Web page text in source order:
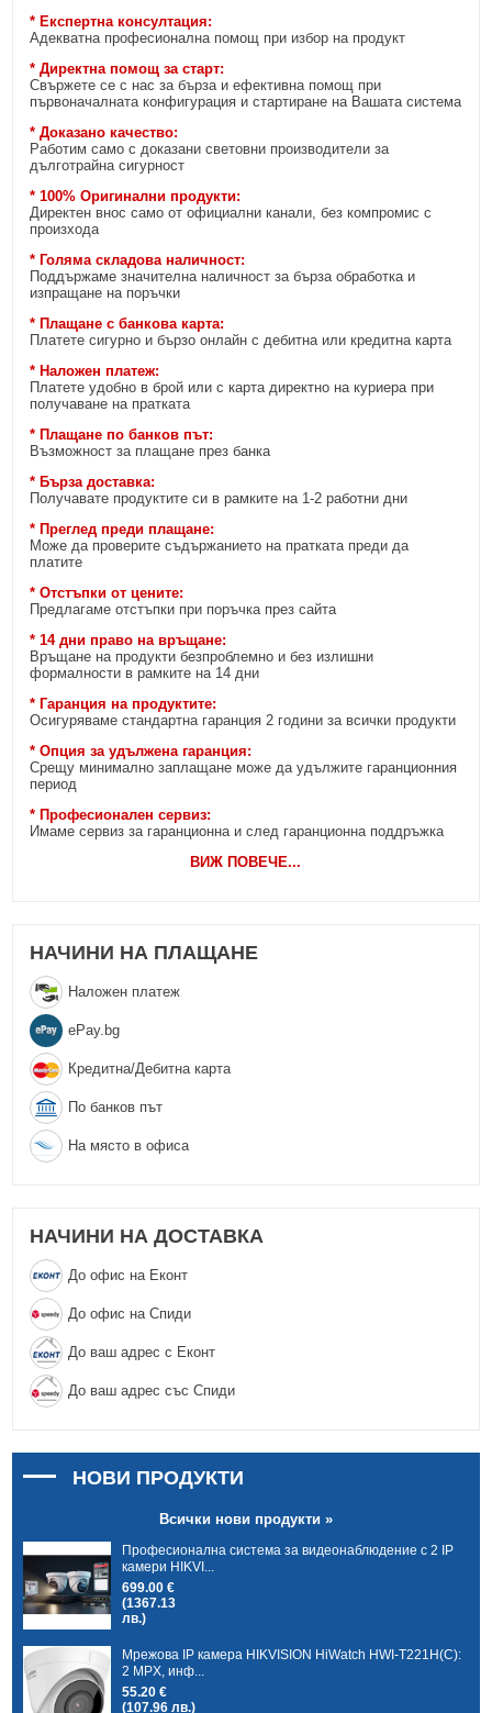
* Експертна консултация:
Адекватна професионална помощ при избор на продукт
* Директна помощ за старт:
Свържете се с нас за бърза и ефективна помощ при
първоначалната конфигурация и стартиране на Вашата система
* Доказано качество:
Работим само с доказани световни производители за
дълготрайна сигурност
* 100% Оригинални продукти:
Директен внос само от официални канали, без компромис с
произхода
* Голяма складова наличност:
Поддържаме значителна наличност за бърза обработка и
изпращане на поръчки
* Плащане с банкова карта:
Платете сигурно и бързо онлайн с дебитна или кредитна карта
* Наложен платеж:
Платете удобно в брой или с карта директно на куриера при
получаване на пратката
* Плащане по банков път:
Възможност за плащане през банка
* Бърза доставка:
Получавате продуктите си в рамките на 1-2 работни дни
* Преглед преди плащане:
Може да проверите съдържанието на пратката преди да
платите
* Отстъпки от цените:
Предлагаме отстъпки при поръчка през сайта
* 14 дни право на връщане:
Връщане на продукти безпроблемно и без излишни
формалности в рамките на 14 дни
* Гаранция на продуктите:
Осигуряваме стандартна гаранция 2 години за всички продукти
* Опция за удължена гаранция:
Срещу минимално заплащане може да удължите гаранционния
период
* Професионален сервиз:
Имаме сервиз за гаранционна и след гаранционна поддръжка
ВИЖ ПОВЕЧЕ...
НАЧИНИ НА ПЛАЩАНЕ
Наложен платеж
еPay.bg
Кредитна/Дебитна карта
По банков път
На място в офиса
НАЧИНИ НА ДОСТАВКА
До офис на Еконт
До офис на Спиди
До ваш адрес с Еконт
До ваш адрес със Спиди
НОВИ ПРОДУКТИ
Всички нови продукти »
Професионална система за видеонаблюдение с 2 IP
камери HIKVI...
699.00 €
(1367.13
лв.)
Мрежова IP камера HIKVISION HiWatch HWI-T221H(C):
2 MPX, инф...
55.20 €
(107.96 лв.)